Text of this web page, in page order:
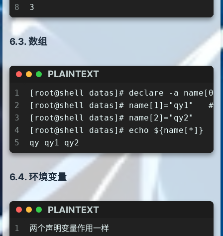
8
3
数组
PLAINTEXT
1
2
3
4
5
[root@shell datas]# declare -a
[root@shell datas]# name[1]="qy1"   #也可
[root@shell datas]# name[2]="qy2"
[root@shell datas]# echo ${name[*]}
qy qy1 qy2
环境变量
PLAINTEXT
1
两个声明变量作用一样